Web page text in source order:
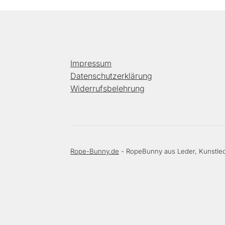
Impressum
Datenschutzerklärung
Widerrufsbelehrung
Rope-Bunny.de - RopeBunny aus Leder,